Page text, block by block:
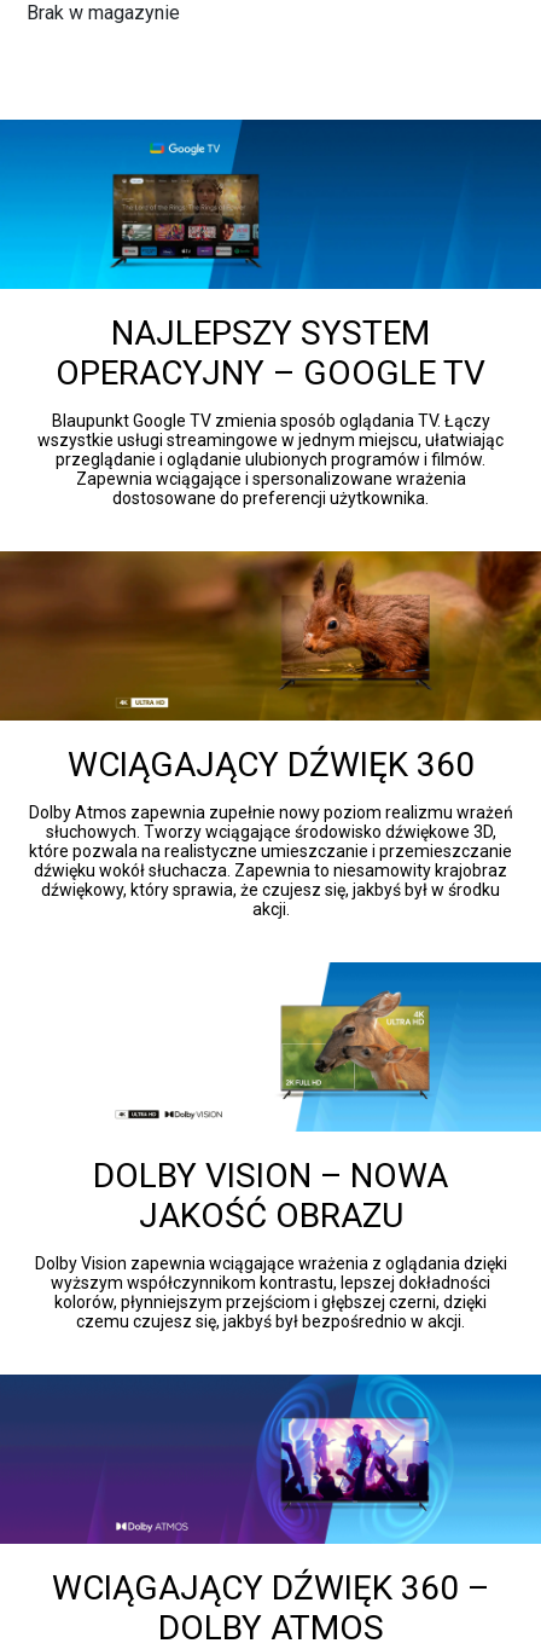
Brak w magazynie
NAJLEPSZY SYSTEM
OPERACYJNY – GOOGLE TV
Blaupunkt Google TV zmienia sposób oglądania TV. Łączy
wszystkie usługi streamingowe w jednym miejscu, ułatwiając
przeglądanie i oglądanie ulubionych programów i filmów.
Zapewnia wciągające i spersonalizowane wrażenia
dostosowane do preferencji użytkownika.
WCIĄGAJĄCY DŹWIĘK 360
Dolby Atmos zapewnia zupełnie nowy poziom realizmu wrażeń
słuchowych. Tworzy wciągające środowisko dźwiękowe 3D,
które pozwala na realistyczne umieszczanie i przemieszczanie
dźwięku wokół słuchacza. Zapewnia to niesamowity krajobraz
dźwiękowy, który sprawia, że czujesz się, jakbyś był w środku
akcji.
DOLBY VISION – NOWA
JAKOŚĆ OBRAZU
Dolby Vision zapewnia wciągające wrażenia z oglądania dzięki
wyższym współczynnikom kontrastu, lepszej dokładności
kolorów, płynniejszym przejściom i głębszej czerni, dzięki
czemu czujesz się, jakbyś był bezpośrednio w akcji.
WCIĄGAJĄCY DŹWIĘK 360 –
DOLBY ATMOS